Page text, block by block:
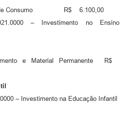
de Consumo R$ 6.100,00
– Investimento no Ensino
e Material Permanente R$
– Investimento na Educação Infantil